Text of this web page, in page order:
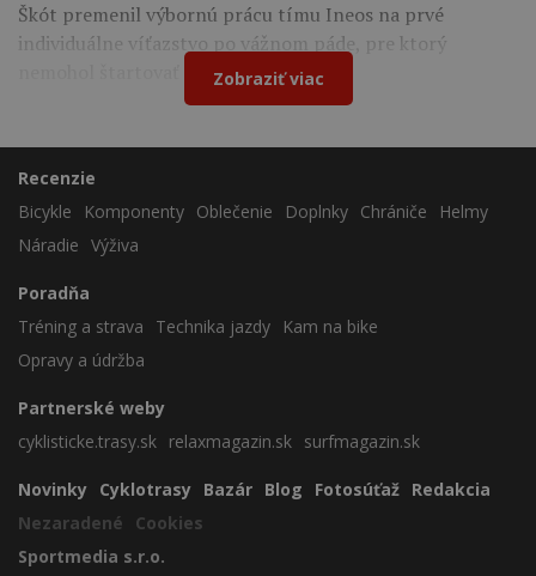
Škót premenil výbornú prácu tímu Ineos na prvé
individuálne víťazstvo po vážnom páde, pre ktorý
nemohol štartovať na Tour de France.
Zobraziť viac
Recenzie
Bicykle
Komponenty Oblečenie Doplnky Chrániče
Helmy
Náradie Výživa
Poradňa
Tréning a strava
Technika jazdy
Kam na bike
Opravy a údržba
Partnerské weby
cyklisticke.trasy.sk relaxmagazin.sk surfmagazin.sk
Novinky Cyklotrasy Bazár Blog Fotosúťaž Redakcia
Nezaradené
Cookies
Sportmedia s.r.o.